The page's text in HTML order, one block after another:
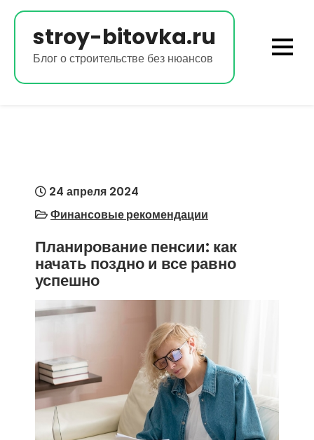
Перейти
содержимому
stroy-bitovka.ru
Блог о строительстве без нюансов
24 апреля 2024
Финансовые рекомендации
Планирование пенсии: как
начать поздно и все равно
успешно